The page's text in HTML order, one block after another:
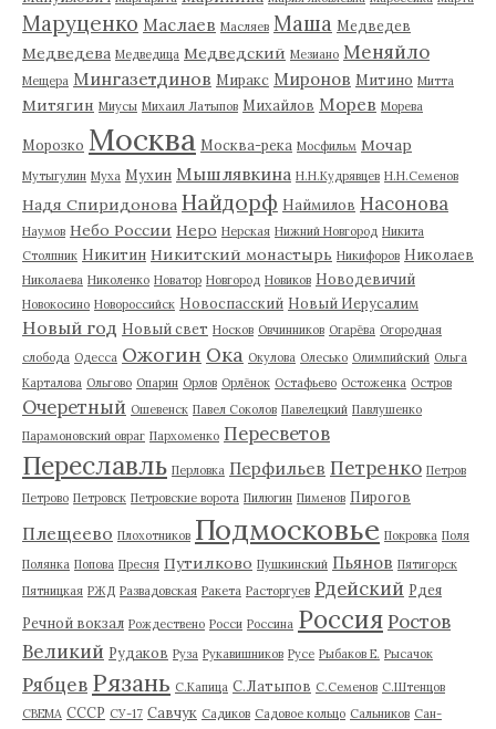
Маруценко Маслаев Масляев Маша Медведев
Медведева Медведица Медведский Мезиано Меняйло
Мещера Мингазетдинов Миракс Миронов Митино Митта
Митягин Миусы Михаил Латыпов Михайлов Морев Морева
Морозко Москва Москва-река Мосфильм Мочар
Мутыгулин Муха Мухин Мышлявкина Н.Н.Кудрявцев Н.Н.Семенов
Надя Спиридонова Найдорф Наймилов Насонова
Наумов Небо России Неро Нерская Нижний Новгород Никита
Столпник Никитин Никитский монастырь Никифоров Николаев
Николаева Николенко Новатор Новгород Новиков Новодевичий
Новокосино Новороссийск Новоспасский Новый Иерусалим
Новый год Новый свет Носков Овчинников Огарёва Огородная
слобода Одесса Ожогин Ока Окулова Олесько Олимпийский Ольга
Карталова Ольгово Опарин Орлов Орлёнок Остафьево Остоженка Остров
Очеретный Ошевенск Павел Соколов Павелецкий Павлушенко
Парамоновский овраг Пархоменко Пересветов
Переславль Перловка Перфильев Петренко Петров
Петрово Петровск Петровские ворота Пилюгин Пименов Пирогов
Плещеево Плохотников Подмосковье Покровка Поля
Полянка Попова Пресня Путилково Пушкинский Пьянов Пятигорск
Пятницкая РЖД Развадовская Ракета Расторгуев Рдейский Рдея
Речной вокзал Рождествено Росси Россина Россия Ростов
Великий Рудаков Руза Рукавишников Русе Рыбаков Е. Рысачок
Рябцев Рязань С.Капица С.Латыпов С.Семенов С.Штенцов
СВЕМА СССР СУ-17 Савчук Садиков Садовое кольцо Сальников Сан-